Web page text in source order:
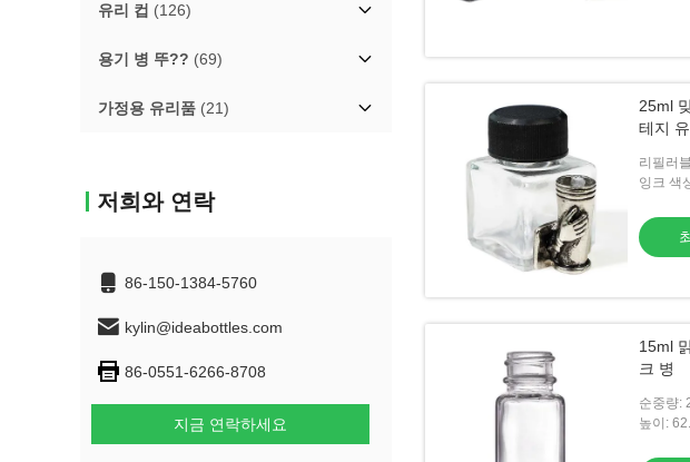
유리 컵 (126)
용기 병 뚜?? (69)
가정용 유리품 (21)
저희와 연락
86-150-1384-5760
kylin@ideabottles.com
86-0551-6266-8708
지금 연락하세요
25ml
테지
리필러
잉크 색
15ml
크 병
순중량:
높이: